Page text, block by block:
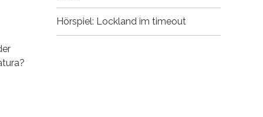
Hörspiel: Lockland im timeout